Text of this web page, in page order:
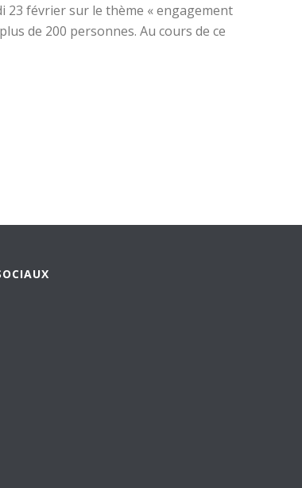
23 février sur le thème « engagement
de 200 personnes. Au cours de ce